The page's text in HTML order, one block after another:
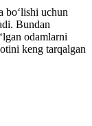
boʻlishi uchun
Bundan
odamlarni
keng tarqalgan